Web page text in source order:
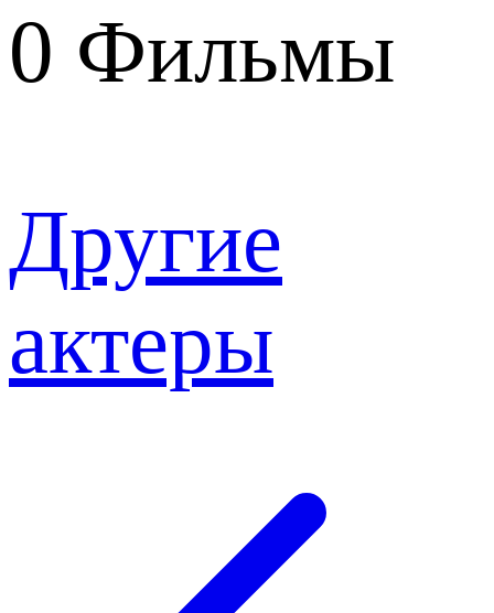
0 Фильмы
Другие
актеры